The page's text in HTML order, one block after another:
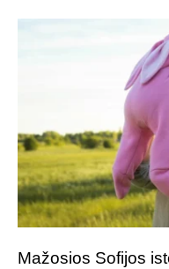
Mažosios Sofijos